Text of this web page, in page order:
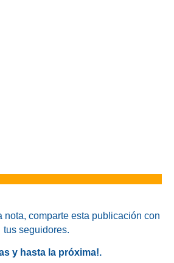
nota, comparte esta publicación con
tus seguidores.
y hasta la próxima!.